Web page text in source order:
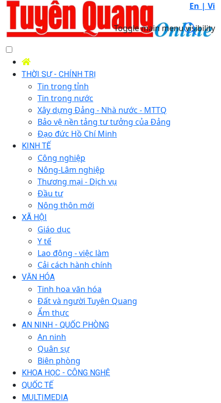
En | Vi
Toggle main menu visibility
THỜI SỰ - CHÍNH TRỊ
Tin trong tỉnh
Tin trong nước
Xây dựng Đảng - Nhà nước - MTTQ
Bảo vệ nền tảng tư tưởng của Đảng
Đạo đức Hồ Chí Minh
KINH TẾ
Công nghiệp
Nông-Lâm nghiệp
Thương mại - Dịch vụ
Đầu tư
Nông thôn mới
XÃ HỘI
Giáo dục
Y tế
Lao động - việc làm
Cải cách hành chính
VĂN HÓA
Tinh hoa văn hóa
Đất và người Tuyên Quang
Ẩm thực
AN NINH - QUỐC PHÒNG
An ninh
Quân sự
Biên phòng
KHOA HỌC - CÔNG NGHỆ
QUỐC TẾ
MULTIMEDIA